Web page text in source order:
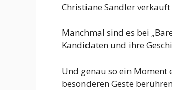
Christiane Sandler
Manchmal sind es bei
Kandidaten und ihre
Und genau so ein Moment
besonderen Geste